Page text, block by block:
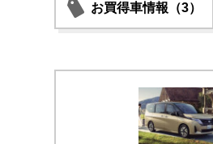
お買得車情報（3）